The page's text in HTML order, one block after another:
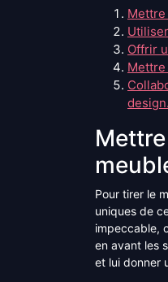
Offrir
design.
Pour tirer le
uniques de
impeccable,
en avant les
et lui donner